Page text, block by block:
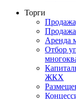
Торги
Аренда
Отбор
ЖКХ